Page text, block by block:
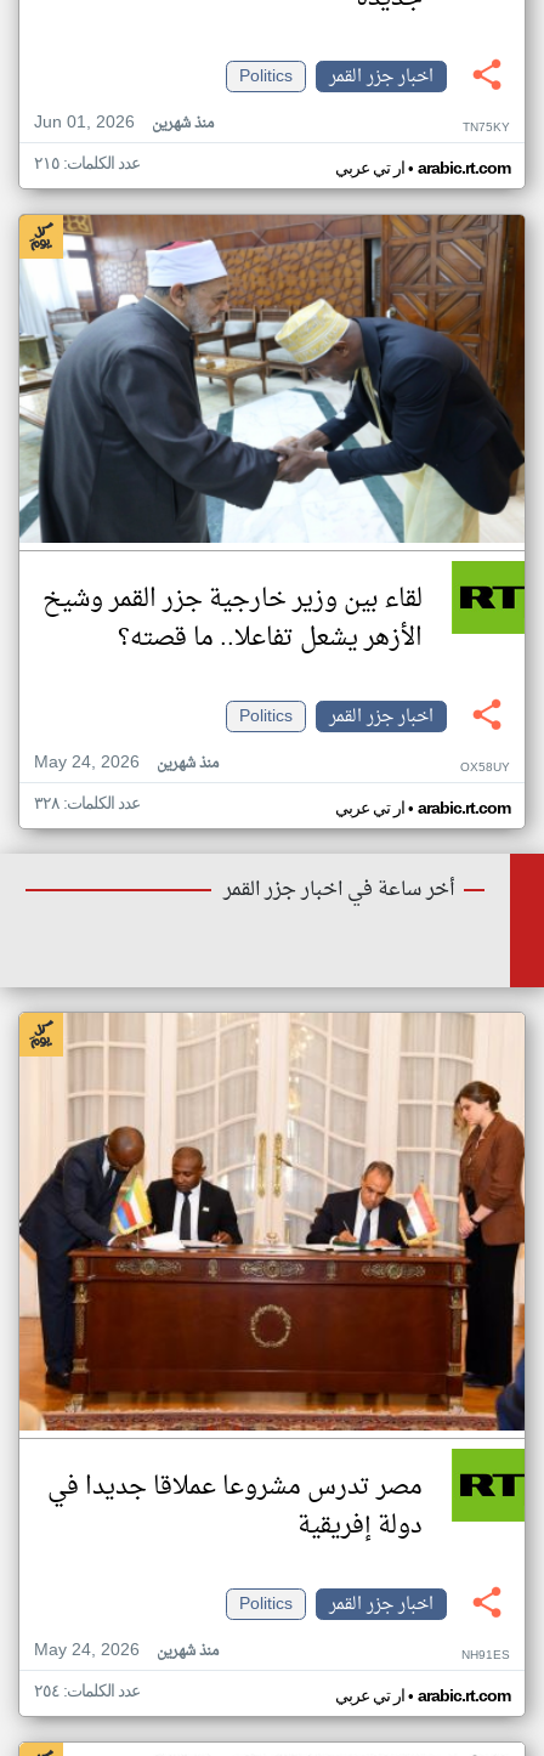
اخبار جزر القمر
Politics
Jun 01, 2026
منذ شهرين TN75KY
ار تي عربي• arabic.rt.com عدد الكلمات: ٢١٥
لقاء بين وزير خارجية جزر القمر وشيخ
الأزهر يشعل تفاعلا.. ما قصته؟
اخبار جزر القمر
Politics
May 24, 2026
منذ شهرين OX58UY
ار تي عربي• arabic.rt.com عدد الكلمات: ٣٢٨
أخر ساعة في اخبار جزر القمر
مصر تدرس مشروعا عملاقا جديدا في
دولة إفريقية
اخبار جزر القمر
Politics
May 24, 2026
منذ شهرين NH91ES
ار تي عربي• arabic.rt.com عدد الكلمات: ٢٥٤